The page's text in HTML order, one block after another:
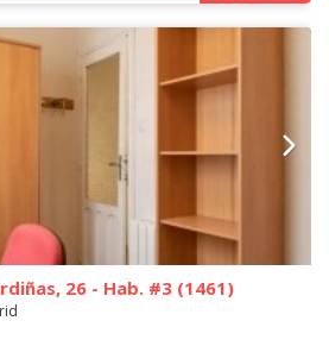
26 - Hab. #3 (1461)